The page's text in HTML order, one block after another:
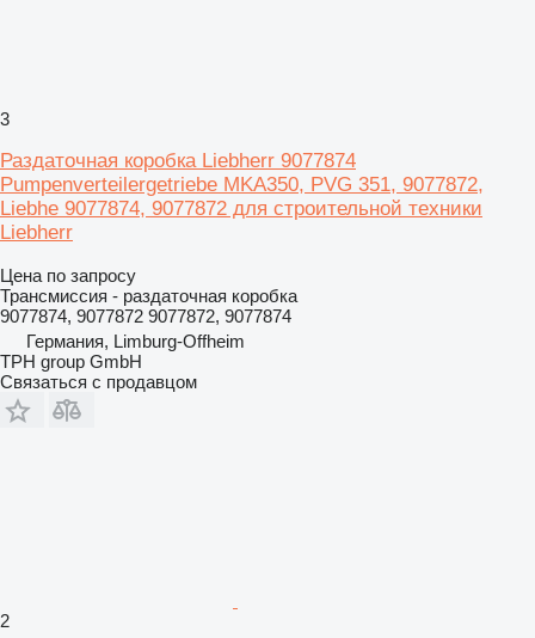
3
Раздаточная коробка Liebherr 9077874
Pumpenverteilergetriebe MKA350, PVG 351, 9077872,
Liebhe 9077874, 9077872 для строительной техники
Liebherr
Цена по запросу
Трансмиссия - раздаточная коробка
9077874, 9077872 9077872, 9077874
Германия, Limburg-Offheim
TPH group GmbH
Связаться с продавцом
2